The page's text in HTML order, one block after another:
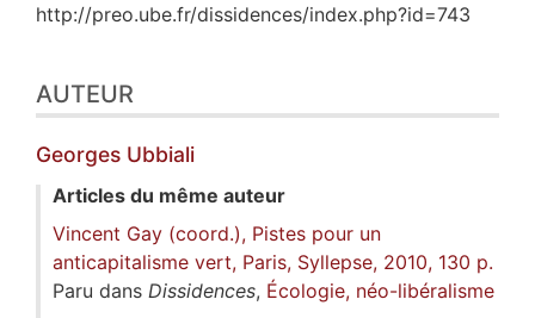
http://preo.ube.fr/dissidences/index.php?id=743
AUTEUR
Georges Ubbiali
Articles du même auteur
Vincent Gay (coord.), Pistes pour un
anticapitalisme vert, Paris, Syllepse, 2010, 130 p.
Paru dans Dissidences, Écologie, néo-libéralisme